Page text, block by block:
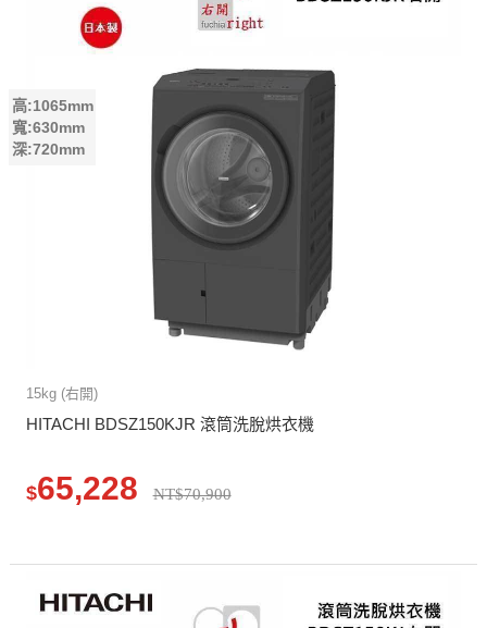
高:1065mm
寬:630mm
深:720mm
15kg (右開)
HITACHI BDSZ150KJR 滾筒洗脫烘衣機
$65,228 NT$70,900